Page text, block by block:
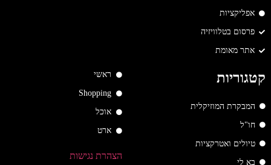
ראשי
Shopping
אוכל
ארט
הצהרת נגישות
קטגוריות
המבקרת המוזיקלית
חו"ל
טיולים ואטרקציות
בא לי
אפליקציות
פרסום בטלוויזיה
אתר מאומת